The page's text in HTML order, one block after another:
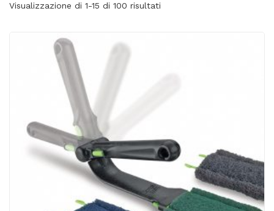
ACQUISTATI
WISHLIST
Visualizzazione di 1-15 di 100 risultati